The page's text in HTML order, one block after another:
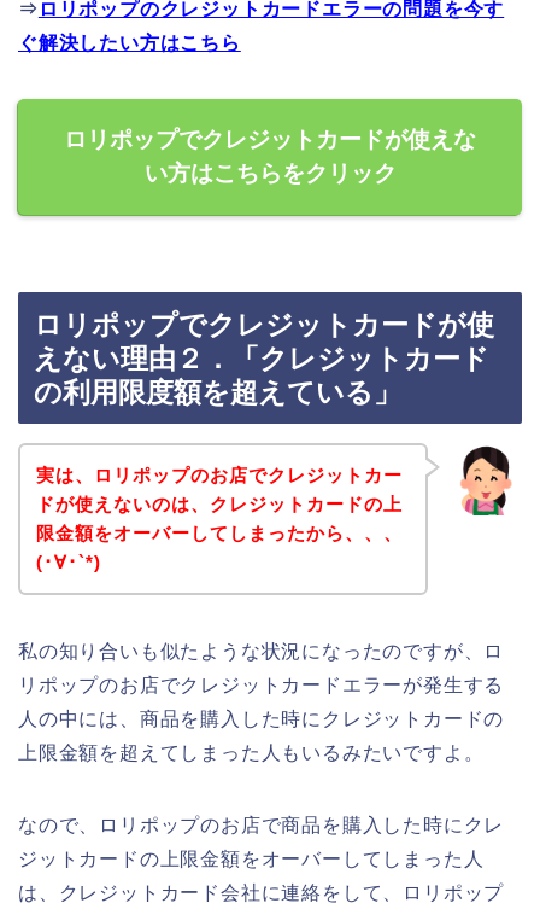
⇒ ロリポップのクレジットカードエラーの問題を今す
ぐ解決したい方はこちら
ロリポップでクレジットカードが使えな
い方はこちらをクリック
ロリポップでクレジットカードが使
えない理由２．「クレジットカード
の利用限度額を超えている」
実は、ロリポップのお店でクレジットカー
ドが使えないのは、クレジットカードの上
限金額をオーバーしてしまったから、、、
(･∀･`*)
私の知り合いも似たような状況になったのですが、ロ
リポップのお店でクレジットカードエラーが発生する
人の中には、商品を購入した時にクレジットカードの
上限金額を超えてしまった人もいるみたいですよ。
なので、ロリポップのお店で商品を購入した時にクレ
ジットカードの上限金額をオーバーしてしまった人
は、クレジットカード会社に連絡をして、ロリポップ